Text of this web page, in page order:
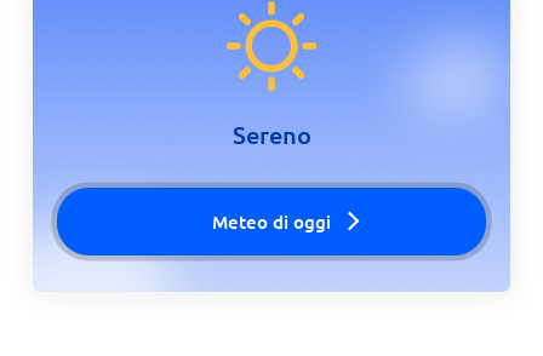
Sereno
Meteo di oggi